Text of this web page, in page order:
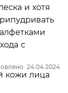
24.04.2024
и хотя
с